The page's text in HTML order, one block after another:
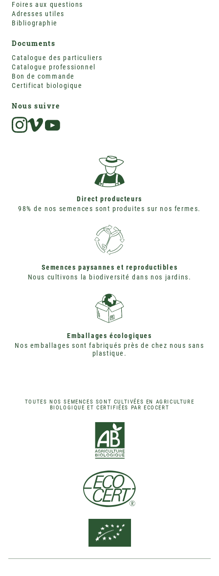
Foires aux questions
Adresses utiles
Bibliographie
Documents
Catalogue des particuliers
Catalogue professionnel
Bon de commande
Certificat biologique
Nous suivre
Direct producteurs
98% de nos semences sont produites sur nos fermes.
Semences paysannes et reproductibles
Nous cultivons la biodiversité dans nos jardins.
Emballages écologiques
Nos emballages sont fabriqués près de chez nous sans
plastique.
TOUTES NOS SEMENCES SONT CULTIVÉES EN AGRICULTURE
BIOLOGIQUE ET CERTIFIÉES PAR ECOCERT